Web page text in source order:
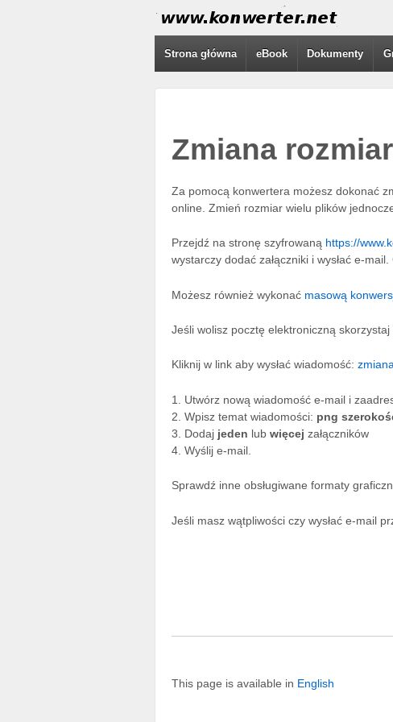
Strona główna eBook Dokumenty
Zmiana
Za pomocą konwertera możesz dokonać
online. Zmień rozmiar wielu plików
Przejdź na stronę szyfrowaną https://
wystarczy dodać załączniki i wysłać e-mail.
Możesz również wykonać masową
Jeśli wolisz pocztę elektroniczną skorzystaj
Kliknij w link aby wysłać wiadomość:
1. Utwórz nową wiadomość e-mail i
2. Wpisz temat wiadomości: png
3. Dodaj jeden lub więcej załączników
4. Wyślij e-mail.
Sprawdź inne obsługiwane formaty
Jeśli masz wątpliwości czy wysłać e-mail
This page is available in English